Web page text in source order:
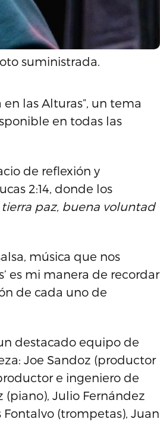
suministrada.
las Alturas”, un tema
en todas las
de reflexión y
2:14, donde los
tierra paz, buena voluntad
música que nos
es mi manera de recordar
de cada uno de
destacado equipo de
Joe Sandoz (productor
e ingeniero de
(piano), Julio Fernández
Fontalvo (trompetas), Juan